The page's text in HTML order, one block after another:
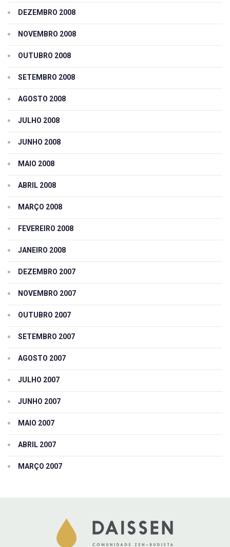
DEZEMBRO 2008
NOVEMBRO 2008
OUTUBRO 2008
SETEMBRO 2008
AGOSTO 2008
JULHO 2008
JUNHO 2008
MAIO 2008
ABRIL 2008
MARÇO 2008
FEVEREIRO 2008
JANEIRO 2008
DEZEMBRO 2007
NOVEMBRO 2007
OUTUBRO 2007
SETEMBRO 2007
AGOSTO 2007
JULHO 2007
JUNHO 2007
MAIO 2007
ABRIL 2007
MARÇO 2007